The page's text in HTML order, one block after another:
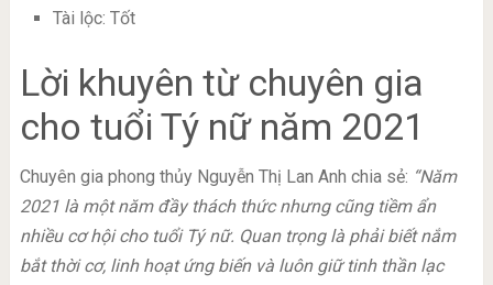
Tài lộc: Tốt
Lời khuyên từ chuyên gia
cho tuổi Tý nữ năm 2021
Chuyên gia phong thủy Nguyễn Thị Lan Anh chia sẻ: “Năm
2021 là một năm đầy thách thức nhưng cũng tiềm ẩn
nhiều cơ hội cho tuổi Tý nữ. Quan trọng là phải biết nắm
bắt thời cơ, linh hoạt ứng biến và luôn giữ tinh thần lạc